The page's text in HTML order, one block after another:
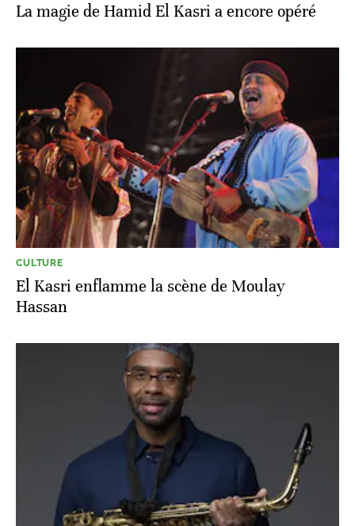
La magie de Hamid El Kasri a encore opéré
CULTURE
El Kasri enflamme la scène de Moulay
Hassan